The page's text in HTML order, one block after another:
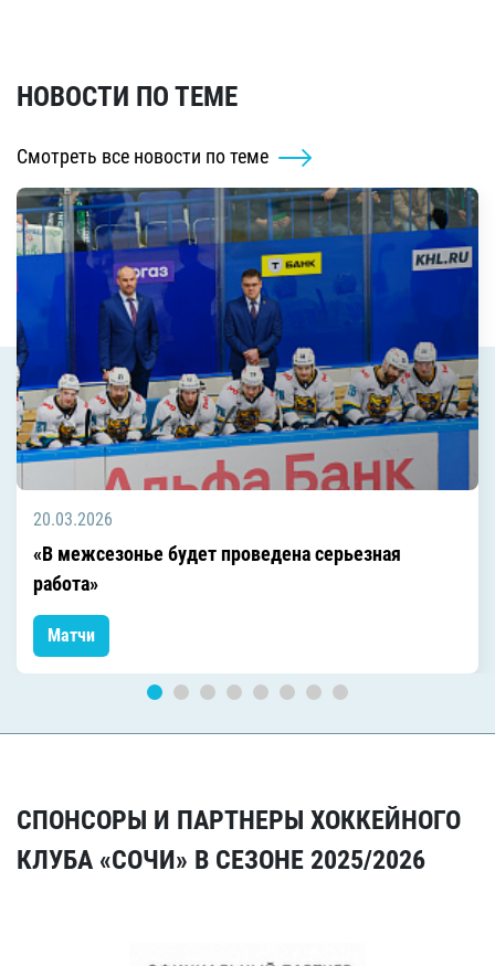
НОВОСТИ ПО ТЕМЕ
Смотреть все новости по теме
20.03.2026
«В межсезонье будет проведена серьезная
работа»
Матчи
СПОНСОРЫ И ПАРТНЕРЫ ХОККЕЙНОГО
КЛУБА «СОЧИ» В СЕЗОНЕ 2025/2026